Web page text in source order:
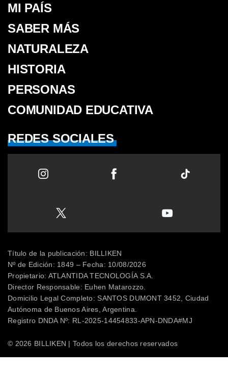
MI PAÍS
SABER MÁS
NATURALEZA
HISTORIA
PERSONAS
COMUNIDAD EDUCATIVA
REDES SOCIALES
Título de la publicación: BILLIKEN
Nº de Edición: 1849 – Fecha: 10/08/2026
Propietario: ATLANTIDA TECNOLOGÍA S.A.
Director Responsable: Euhen Matarozzo.
Domicilio Legal Completo: SANTOS DUMONT 3452, Ciudad
Autónoma de Buenos Aires, Argentina.
Registro DNDA Nº: RL-2025-14454833-APN-DNDA#MJ
© 2026 BILLIKEN | Todos los derechos reservados